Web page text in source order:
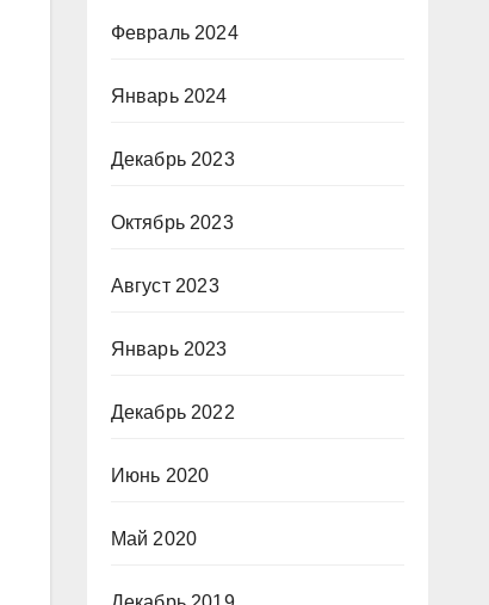
Февраль 2024
Январь 2024
Декабрь 2023
Октябрь 2023
Август 2023
Январь 2023
Декабрь 2022
Июнь 2020
Май 2020